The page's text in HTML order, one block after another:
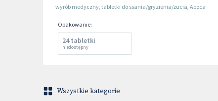
wyrób medyczny, tabletki do ssania/gryzienia/żucia, Aboca
Opakowanie:
24 tabletki
niedostępny
Wszystkie kategorie